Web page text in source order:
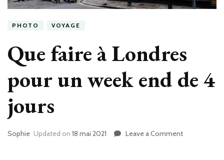
PHOTO VOYAGE
Que faire à Londres
pour un week end de 4
jours
Sophie Updated on 18 mai 2021 Leave a Comment